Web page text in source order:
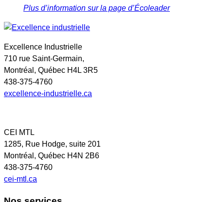
Plus d’information sur la page d’Écoleader
Excellence Industrielle
710 rue Saint-Germain,
Montréal, Québec H4L 3R5
438-375-4760
excellence-industrielle.ca
CEI MTL
1285, Rue Hodge, suite 201
Montréal, Québec H4N 2B6
438-375-4760
cei-mtl.ca